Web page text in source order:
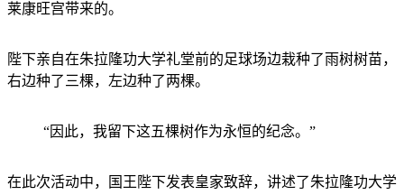
莱康旺宫带来的。
陛下亲自在朱拉隆功大学礼堂前的足球场边栽种了雨树树苗，
右边种了三棵，左边种了两棵。
“因此，我留下这五棵树作为永恒的纪念。”
在此次活动中，国王陛下发表皇家致辞，讲述了朱拉隆功大学